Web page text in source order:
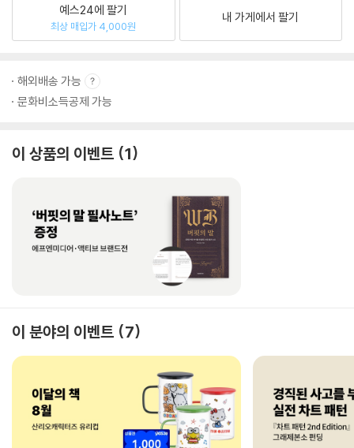
예스24에 팔기
최상 매입가 4,000원
내 가게에서 팔기
해외배송 가능
문화비소득공제 가능
이 상품의 이벤트 1
이 분야의 이벤트 7